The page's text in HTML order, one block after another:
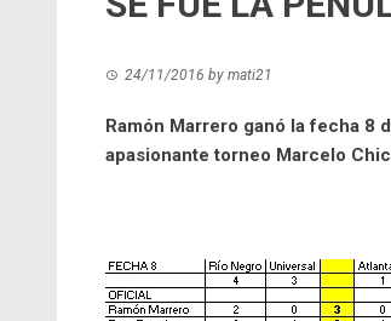
24/11/2016 by mati21
Ramón Marrero ganó la fecha 8
apasionante torneo Marcelo